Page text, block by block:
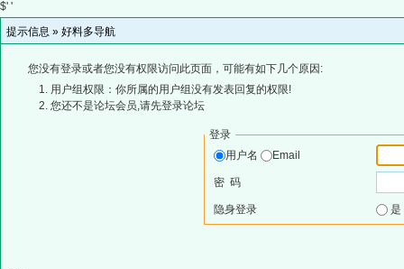
$' '
提示信息 » 好料多导航
您没有登录或者您没有权限访问此页面，可能有如下几个原因:
用户组权限：你所属的用户组没有发表回复的权限!
您还不是论坛会员,请先登录论坛
登录
用户名
Email
密 码
隐身登录